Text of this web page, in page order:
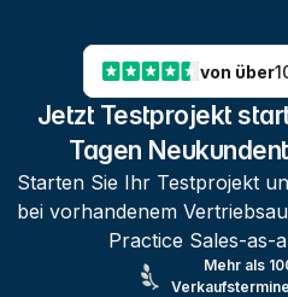
von über
Jetzt Testprojekt
Tagen
Starten Sie Ihr Testprojekt
bei vorhandenem
Practice Sales-as-
Mehr als